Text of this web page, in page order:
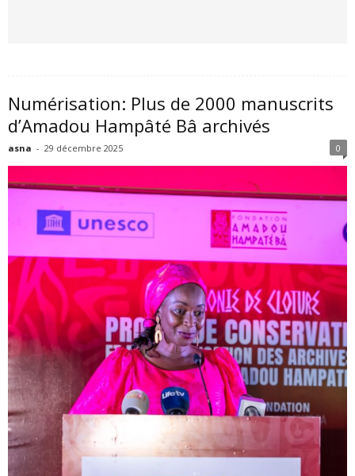
Numérisation: Plus de 2000 manuscrits
d’Amadou Hampâté Bâ archivés
asna - 29 décembre 2025 0